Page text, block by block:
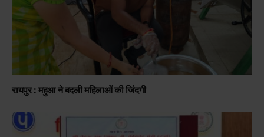
रायपुर : महुआ ने बदली महिलाओं की जिंदगी